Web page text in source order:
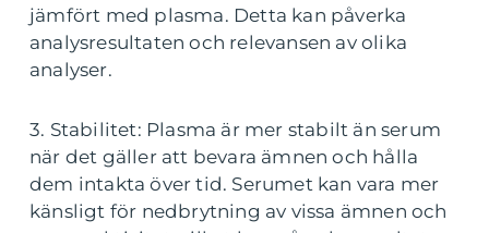
jämfört med plasma. Detta kan påverka
analysresultaten och relevansen av olika
analyser.
3. Stabilitet: Plasma är mer stabilt än serum
när det gäller att bevara ämnen och hålla
dem intakta över tid. Serumet kan vara mer
känsligt för nedbrytning av vissa ämnen och